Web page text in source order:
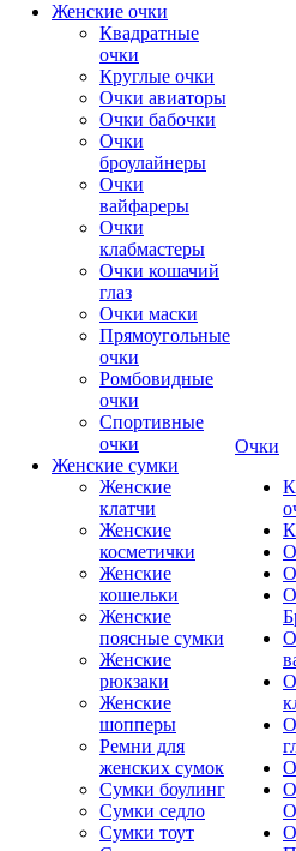
Женские очки
Квадратные
очки
Круглые очки
Очки авиаторы
Очки бабочки
Очки
броулайнеры
Очки
вайфареры
Очки
клабмастеры
Очки кошачий
глаз
Очки маски
Прямоугольные
очки
Ромбовидные
очки
Спортивные
очки
Женские сумки
Женские
клатчи
Женские
косметички
Женские
кошельки
Женские
поясные сумки
Женские
рюкзаки
Женские
шопперы
Ремни для
женских сумок
Сумки боулинг
Сумки седло
Сумки тоут
Очки